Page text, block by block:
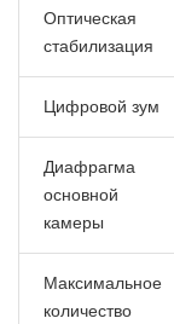
Оптическая
стабилизация
Цифровой зум
Диафрагма
основной
камеры
Максимальное
количество